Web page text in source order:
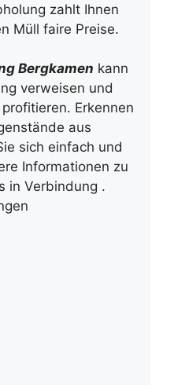
zahlt Ihnen
Müll faire Preise.
Bergkamen kann
verweisen und
Erkennen
aus
sich einfach und
Informationen zu
in Verbindung .